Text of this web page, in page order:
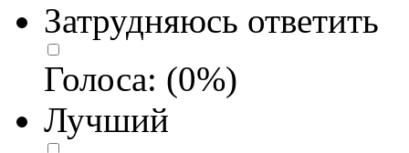
Затрудняюсь ответить
Голоса: (0%)
Лучший